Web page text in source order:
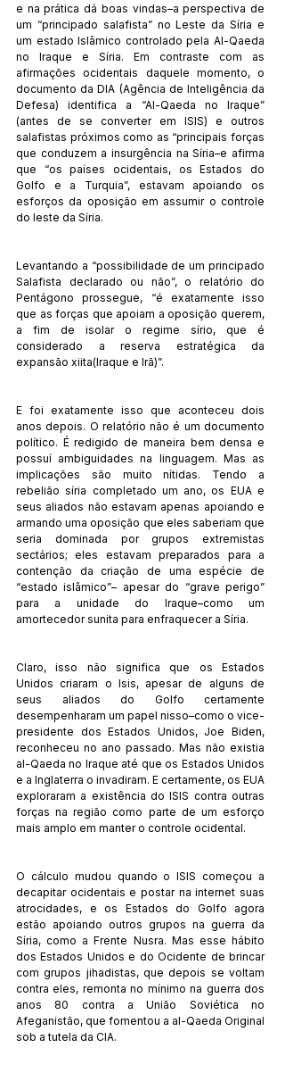
e na prática dá boas vindas–a perspectiva de
um “principado salafista” no Leste da Síria e
um estado Islâmico controlado pela Al-Qaeda
no Iraque e Síria. Em contraste com as
afirmações ocidentais daquele momento, o
documento da DIA (Agência de Inteligência da
Defesa) identifica a “Al-Qaeda no Iraque”
(antes de se converter em ISIS) e outros
salafistas próximos como as “principais forças
que conduzem a insurgência na Síria–e afirma
que “os países ocidentais, os Estados do
Golfo e a Turquia”, estavam apoiando os
esforços da oposição em assumir o controle
do leste da Síria.
Levantando a “possibilidade de um principado
Salafista declarado ou não”, o relatório do
Pentágono prossegue, “é exatamente isso
que as forças que apoiam a oposição querem,
a fim de isolar o regime sírio, que é
considerado a reserva estratégica da
expansão xiita(Iraque e Irã)”.
E foi exatamente isso que aconteceu dois
anos depois. O relatório não é um documento
político. É redigido de maneira bem densa e
possuí ambiguidades na linguagem. Mas as
implicações são muito nítidas. Tendo a
rebelião síria completado um ano, os EUA e
seus aliados não estavam apenas apoiando e
armando uma oposição que eles saberiam que
seria dominada por grupos extremistas
sectários; eles estavam preparados para a
contenção da criação de uma espécie de
“estado islâmico”– apesar do “grave perigo”
para a unidade do Iraque–como um
amortecedor sunita para enfraquecer a Síria.
Claro, isso não significa que os Estados
Unidos criaram o Isis, apesar de alguns de
seus aliados do Golfo certamente
desempenharam um papel nisso–como o vice-
presidente dos Estados Unidos, Joe Biden,
reconheceu no ano passado. Mas não existia
al-Qaeda no Iraque até que os Estados Unidos
e a Inglaterra o invadiram. E certamente, os EUA
exploraram a existência do ISIS contra outras
forças na região como parte de um esforço
mais amplo em manter o controle ocidental.
O cálculo mudou quando o ISIS começou a
decapitar ocidentais e postar na internet suas
atrocidades, e os Estados do Golfo agora
estão apoiando outros grupos na guerra da
Síria, como a Frente Nusra. Mas esse hábito
dos Estados Unidos e do Ocidente de brincar
com grupos jihadistas, que depois se voltam
contra eles, remonta no mínimo na guerra dos
anos 80 contra a União Soviética no
Afeganistão, que fomentou a al-Qaeda Original
sob a tutela da CIA.